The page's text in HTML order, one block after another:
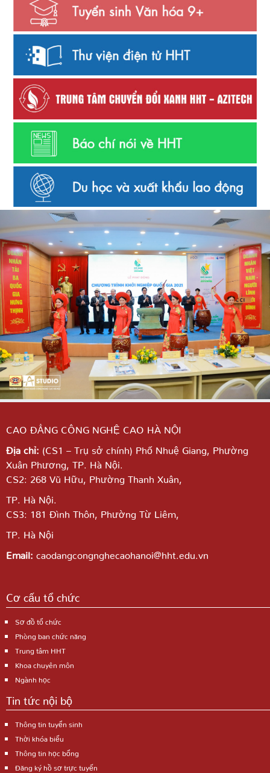
CAO ĐẲNG CÔNG NGHỆ CAO HÀ NỘI
Địa chỉ: (CS1 – Trụ sở chính) Phố Nhuệ Giang, Phường
Xuân Phương, TP. Hà Nội.
CS2: 268 Vũ Hữu, Phường Thanh Xuân,
TP. Hà Nội.
CS3: 181 Đình Thôn, Phường Từ Liêm,
TP. Hà Nội
Email: caodangcongnghecaohanoi@hht.edu.vn
Cơ cấu tổ chức
Sơ đồ tổ chức
Phòng ban chức năng
Trung tâm HHT
Khoa chuyên môn
Ngành học
Tin tức nội bộ
Thông tin tuyển sinh
Thời khóa biểu
Thông tin học bổng
Đăng ký hồ sơ trực tuyến